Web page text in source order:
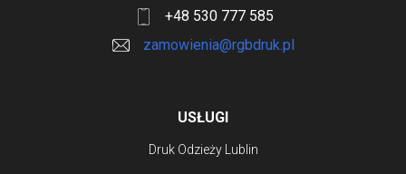
+48 530 777 585
zamowienia@rgbdruk.pl
USŁUGI
Druk Odzieży Lublin